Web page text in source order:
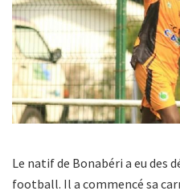
Le natif de Bonabéri a eu des
football. Il a commencé sa